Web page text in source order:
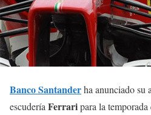
Banco Santanderha anunciado su
escudería Ferraripara la